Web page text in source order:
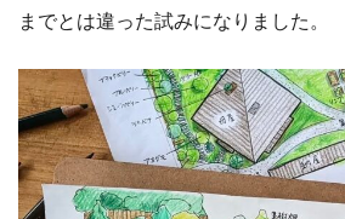
までとは違った試みになりました。